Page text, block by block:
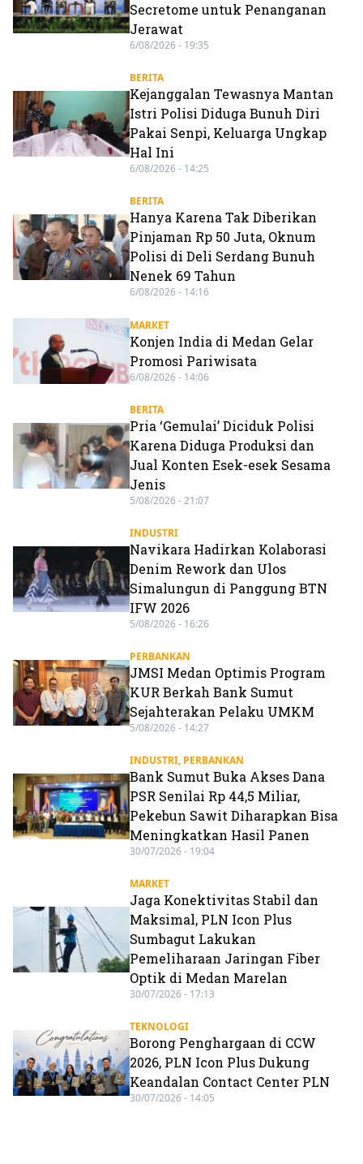
Secretome untuk Penanganan
Jerawat
6/08/2026 - 19:35
BERITA
Kejanggalan Tewasnya Mantan
Istri Polisi Diduga Bunuh Diri
Pakai Senpi, Keluarga Ungkap
Hal Ini
6/08/2026 - 14:25
BERITA
Hanya Karena Tak Diberikan
Pinjaman Rp 50 Juta, Oknum
Polisi di Deli Serdang Bunuh
Nenek 69 Tahun
6/08/2026 - 14:16
MARKET
Konjen India di Medan Gelar
Promosi Pariwisata
6/08/2026 - 14:06
BERITA
Pria ‘Gemulai’ Diciduk Polisi
Karena Diduga Produksi dan
Jual Konten Esek-esek Sesama
Jenis
5/08/2026 - 21:07
INDUSTRI
Navikara Hadirkan Kolaborasi
Denim Rework dan Ulos
Simalungun di Panggung BTN
IFW 2026
5/08/2026 - 16:26
PERBANKAN
JMSI Medan Optimis Program
KUR Berkah Bank Sumut
Sejahterakan Pelaku UMKM
5/08/2026 - 14:27
INDUSTRI, PERBANKAN
Bank Sumut Buka Akses Dana
PSR Senilai Rp 44,5 Miliar,
Pekebun Sawit Diharapkan Bisa
Meningkatkan Hasil Panen
30/07/2026 - 19:04
MARKET
Jaga Konektivitas Stabil dan
Maksimal, PLN Icon Plus
Sumbagut Lakukan
Pemeliharaan Jaringan Fiber
Optik di Medan Marelan
30/07/2026 - 17:13
TEKNOLOGI
Borong Penghargaan di CCW
2026, PLN Icon Plus Dukung
Keandalan Contact Center PLN
30/07/2026 - 14:05